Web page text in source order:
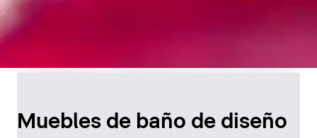
el baño
Muebles de baño de diseño